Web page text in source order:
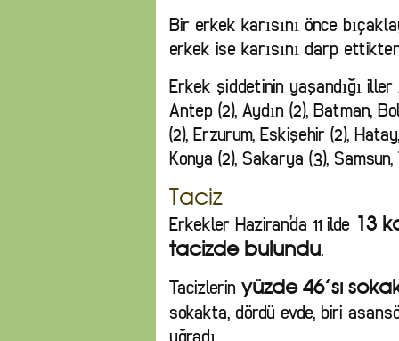
Bir erkek karısını önce
erkek ise karısını darp
Erkek şiddetinin yaşandığı
Antep (2), Aydın (2), Batman,
(2), Erzurum, Eskişehir (2),
Konya (2), Sakarya (3),
Taciz
Erkekler Haziran’da 11 ilde
13
tacizde bulundu.
Tacizlerin yüzde 46’sı
sokakta, dördü evde, biri